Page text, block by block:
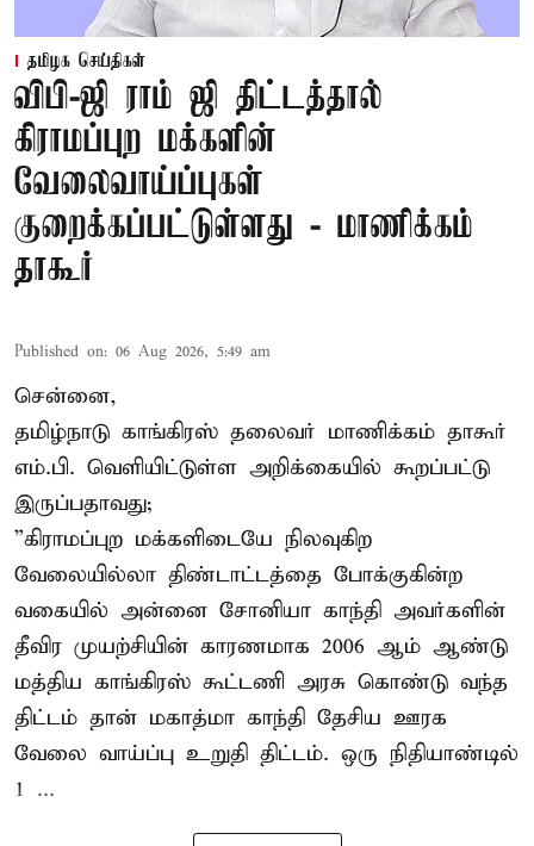
தமிழக செய்திகள்
விபி-ஜி ராம் ஜி திட்டத்தால்
கிராமப்புற மக்களின்
வேலைவாய்ப்புகள்
குறைக்கப்பட்டுள்ளது - மாணிக்கம்
தாகூர்
Published on: 06 Aug 2026, 5:49 am
சென்னை,
தமிழ்நாடு காங்கிரஸ் தலைவர் மாணிக்கம் தாகூர்
எம்.பி. வெளியிட்டுள்ள அறிக்கையில் கூறப்பட்டு
இருப்பதாவது;
”கிராமப்புற மக்களிடையே நிலவுகிற
வேலையில்லா திண்டாட்டத்தை போக்குகின்ற
வகையில் அன்னை சோனியா காந்தி அவர்களின்
தீவிர முயற்சியின் காரணமாக 2006 ஆம் ஆண்டு
மத்திய காங்கிரஸ் கூட்டணி அரசு கொண்டு வந்த
திட்டம் தான் மகாத்மா காந்தி தேசிய ஊரக
வேலை வாய்ப்பு உறுதி திட்டம். ஒரு நிதியாண்டில்
1 ...